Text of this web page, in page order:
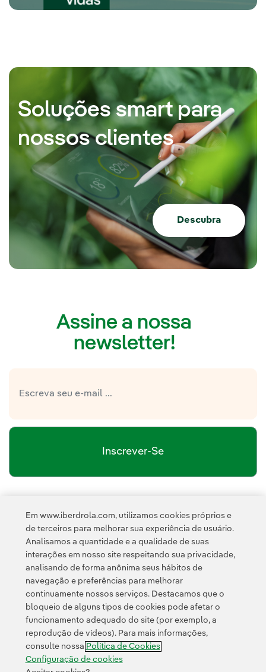
Soluções smart para
nossos clientes
Descubra
Assine a nossa
newsletter!
Inscrever-Se
Esta página é protegida pelo reCAPTCHA e pela Política de
Privacidade
Termos de Serviço do Google
Contato Clientes Política de Privacidade Informação legal
Transparência no uso da IA Política de cookies
Acessibilidade
Em www.iberdrola.com, utilizamos cookies próprios e
de terceiros para melhorar sua experiência de usuário.
Analisamos a quantidade e a qualidade de suas
interações em nosso site respeitando sua privacidade,
analisando de forma anônima seus hábitos de
navegação e preferências para melhorar
continuamente nossos serviços. Destacamos que o
bloqueio de alguns tipos de cookies pode afetar o
funcionamento adequado do site (por exemplo, a
reprodução de vídeos). Para mais informações,
consulte nossa Política de Cookies
Configuração de cookies